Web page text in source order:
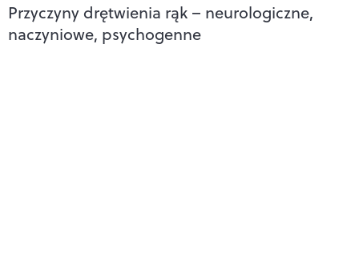
Przyczyny drętwienia rąk – neurologiczne,
naczyniowe, psychogenne